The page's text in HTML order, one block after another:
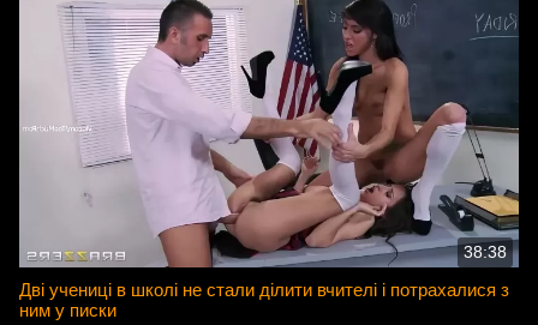
38:38
Дві учениці в школі не стали ділити вчителі і потрахалися з
ним у писки